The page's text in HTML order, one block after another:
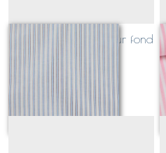
rayé bleu et brique sur fond